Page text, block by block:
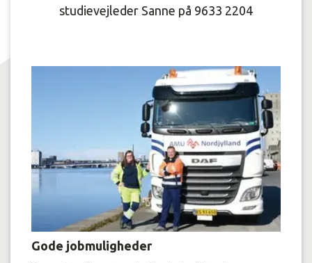
studievejleder Sanne på 9633 2204
Gode jobmuligheder